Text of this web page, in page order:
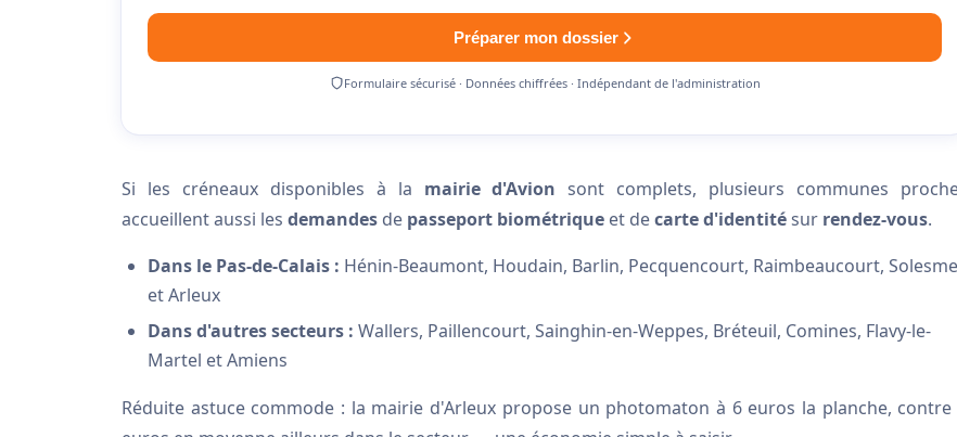
Préparer mon dossier
Formulaire sécurisé · Données chiffrées · Indépendant de l'administration
Si les créneaux disponibles à la mairie d'Avion sont complets, plusieurs communes
accueillent aussi les demandes de passeport biométrique et decarte d'identitésur rendez-vous.
Dans le Pas-de-Calais : Hénin-Beaumont, Houdain, Barlin, Pecquencourt, Raimbeaucourt,
et Arleux
Dans d'autres secteurs : Wallers, Paillencourt, Sainghin-en-Weppes, Bréteuil, Comines, Flavy-le-
Martel et Amiens
Réduite astuce commode : la mairie d'Arleux propose un photomaton à 6 euros la planche, contre